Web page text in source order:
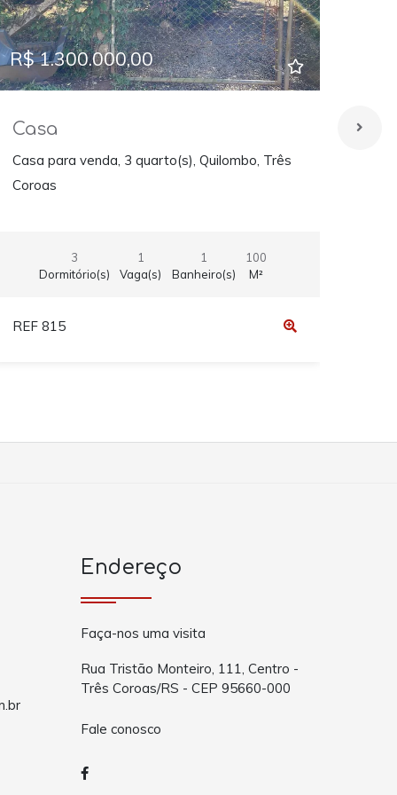
R$ 1.300.000,00
Casa
Casa para venda, 3 quarto(s), Quilombo, Três
Coroas
3
Dormitório(s)
1
Vaga(s)
1
Banheiro(s)
100
M²
REF 815
Endereço
Faça-nos uma visita
Rua Tristão Monteiro, 111, Centro -
Três Coroas/RS - CEP 95660-000
Fale conosco